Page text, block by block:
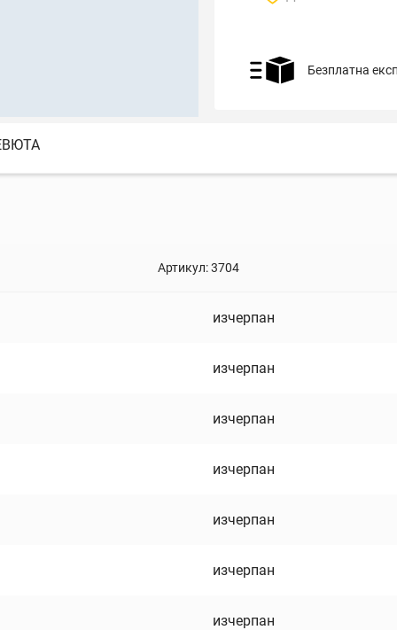
Безплатна
Артикул:3704
изчерпан
изчерпан
изчерпан
изчерпан
изчерпан
изчерпан
изчерпан